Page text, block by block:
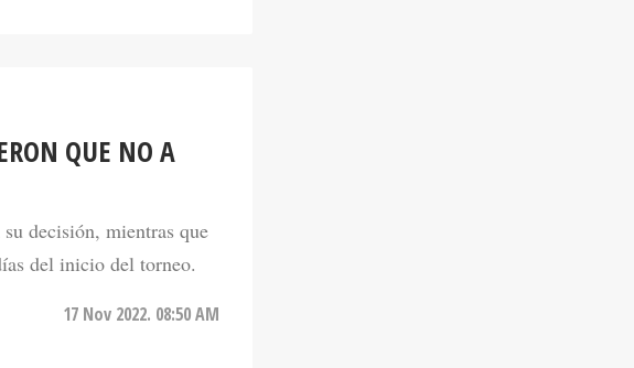
QUE NO A
decisión, mientras que
del inicio del torneo.
17 Nov 2022. 08:50 AM